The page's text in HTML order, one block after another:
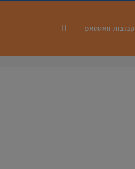
קבוצות וואטסאפ